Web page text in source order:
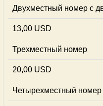
Двухместный номер с
13,00 USD
Трехместный номер
20,00 USD
Четырехместный номер